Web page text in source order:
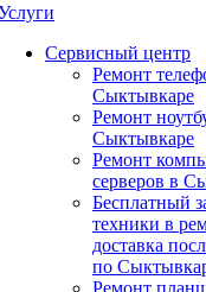
Сервисный центр
Ремонт
Сыктывкаре
Ремонт
Сыктывкаре
Ремонт
серверов в
Бесплатный
техники в
доставка
по
Ремонт